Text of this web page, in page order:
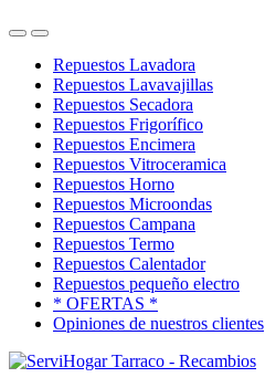
OpenClose
Repuestos Lavadora
Repuestos Lavavajillas
Repuestos Secadora
Repuestos Frigorífico
Repuestos Encimera
Repuestos Vitroceramica
Repuestos Horno
Repuestos Microondas
Repuestos Campana
Repuestos Termo
Repuestos Calentador
Repuestos pequeño electro
* OFERTAS *
Opiniones de nuestros clientes